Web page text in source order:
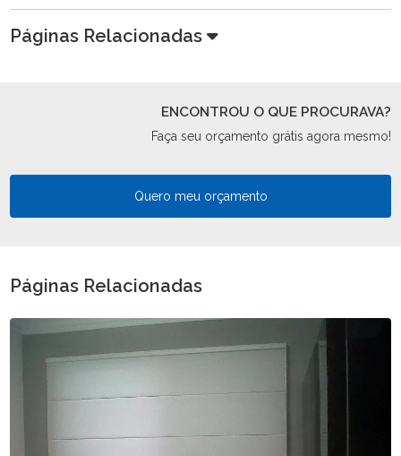
Páginas Relacionadas
ENCONTROU O QUE PROCURAVA?
Faça seu orçamento grátis agora mesmo!
Quero meu orçamento
Páginas Relacionadas